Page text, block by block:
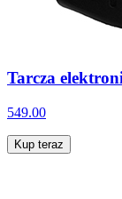
Tarcza
549.00
Kup teraz